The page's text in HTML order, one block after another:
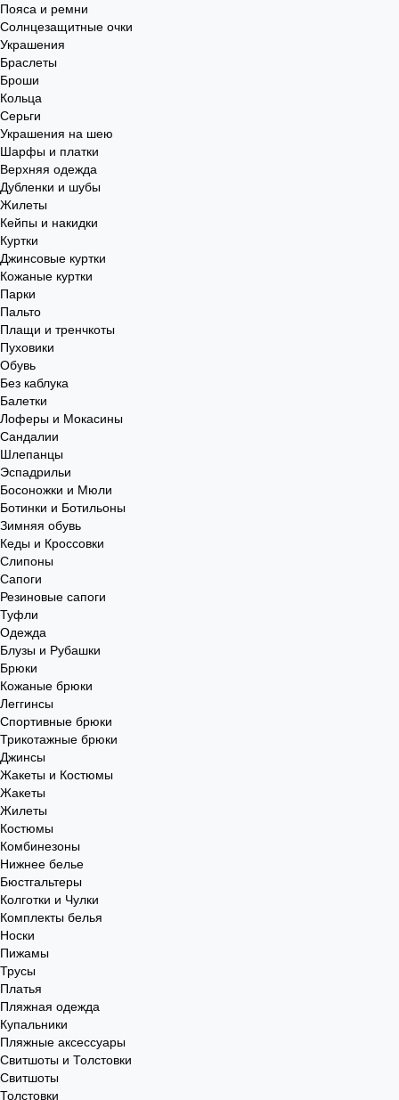
Пояса и ремни
Солнцезащитные очки
Украшения
Браслеты
Броши
Кольца
Серьги
Украшения на шею
Шарфы и платки
Верхняя одежда
Дубленки и шубы
Жилеты
Кейпы и накидки
Куртки
Джинсовые куртки
Кожаные куртки
Парки
Пальто
Плащи и тренчкоты
Пуховики
Обувь
Без каблука
Балетки
Лоферы и Мокасины
Сандалии
Шлепанцы
Эспадрильи
Босоножки и Мюли
Ботинки и Ботильоны
Зимняя обувь
Кеды и Кроссовки
Слипоны
Сапоги
Резиновые сапоги
Туфли
Одежда
Блузы и Рубашки
Брюки
Кожаные брюки
Леггинсы
Спортивные брюки
Трикотажные брюки
Джинсы
Жакеты и Костюмы
Жакеты
Жилеты
Костюмы
Комбинезоны
Нижнее белье
Бюстгальтеры
Колготки и Чулки
Комплекты белья
Носки
Пижамы
Трусы
Платья
Пляжная одежда
Купальники
Пляжные аксессуары
Свитшоты и Толстовки
Свитшоты
Толстовки